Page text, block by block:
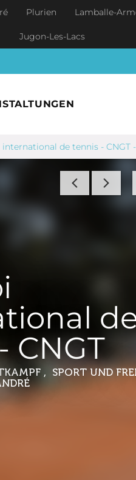
Plurien Lamballe-
Jugon-Les-Lacs
international de tennis - CNGT
CNGT
, SPORT UND